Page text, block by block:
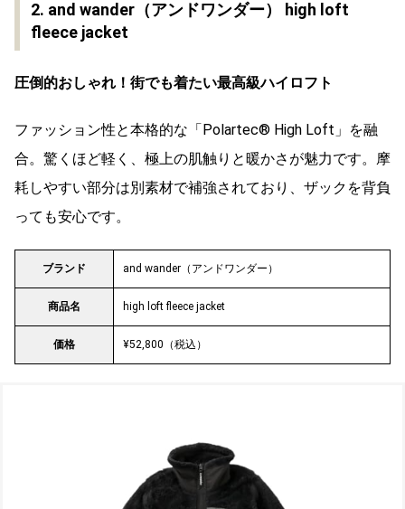
2. and wander（アンドワンダー） high loft
fleece jacket
圧倒的おしゃれ！街でも着たい最高級ハイロフト
ファッション性と本格的な「Polartec® High Loft」を融
合。驚くほど軽く、極上の肌触りと暖かさが魅力です。摩
耗しやすい部分は別素材で補強されており、ザックを背負
っても安心です。
ブランド and wander（アンドワンダー）
商品名 high loft fleece jacket
価格 ¥52,800（税込）